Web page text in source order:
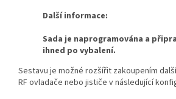
Další informace:
Sada je naprogramována a
ihned po vybalení.
Sestavu je možné rozšířit zakoupením
RF ovladače nebo jističe v následující